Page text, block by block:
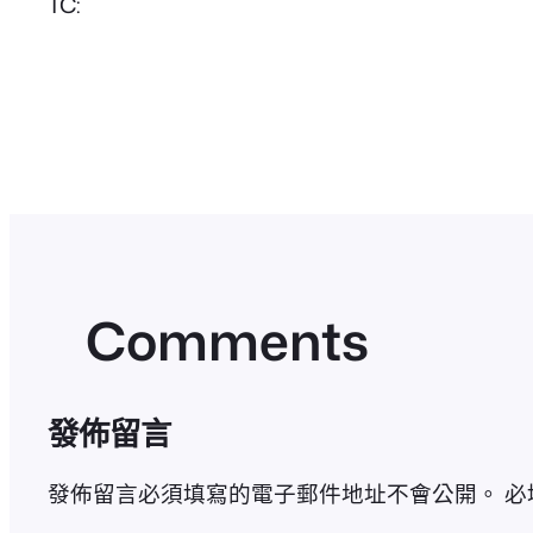
Comments
發佈留言
發佈留言必須填寫的電子郵件地址不會公開。 必